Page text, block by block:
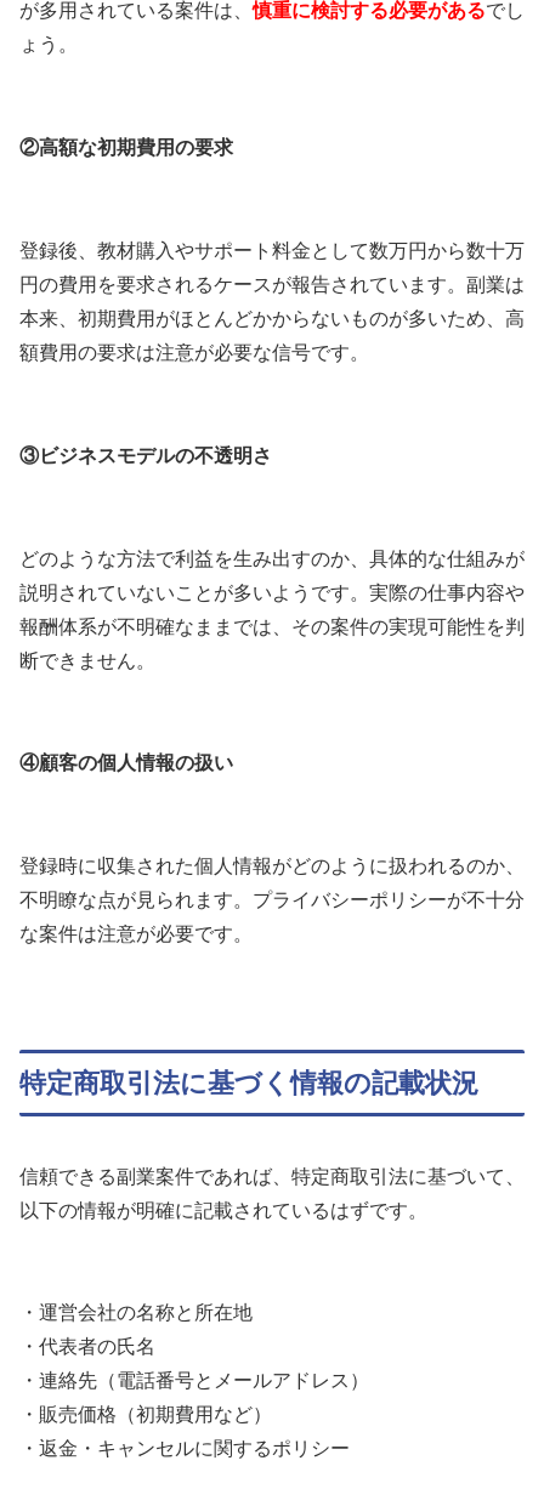
が多用されている案件は、慎重に検討する必要があるでし
ょう。
②高額な初期費用の要求
登録後、教材購入やサポート料金として数万円から数十万
円の費用を要求されるケースが報告されています。副業は
本来、初期費用がほとんどかからないものが多いため、高
額費用の要求は注意が必要な信号です。
③ビジネスモデルの不透明さ
どのような方法で利益を生み出すのか、具体的な仕組みが
説明されていないことが多いようです。実際の仕事内容や
報酬体系が不明確なままでは、その案件の実現可能性を判
断できません。
④顧客の個人情報の扱い
登録時に収集された個人情報がどのように扱われるのか、
不明瞭な点が見られます。プライバシーポリシーが不十分
な案件は注意が必要です。
特定商取引法に基づく情報の記載状況
信頼できる副業案件であれば、特定商取引法に基づいて、
以下の情報が明確に記載されているはずです。
・運営会社の名称と所在地
・代表者の氏名
・連絡先（電話番号とメールアドレス）
・販売価格（初期費用など）
・返金・キャンセルに関するポリシー